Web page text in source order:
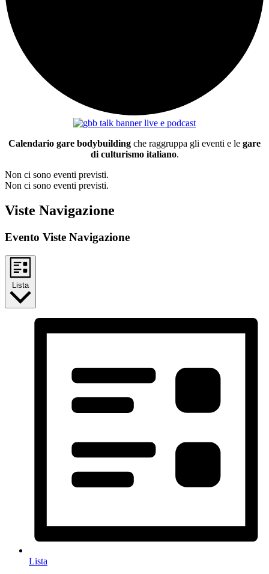
Calendario gare bodybuilding che raggruppa gli eventi e le gare
di culturismo italiano.
Non ci sono eventi previsti.
Non ci sono eventi previsti.
Viste Navigazione
Evento Viste Navigazione
Lista
Lista